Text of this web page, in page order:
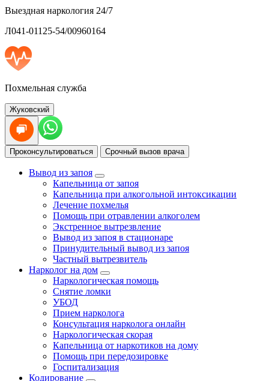
Выездная наркология 24/7
Л041-01125-54/00960164
Похмельная служба
Жуковский
Проконсультироваться Срочный вызов врача
Вывод из запоя
Капельница от запоя
Капельница при алкогольной интоксикации
Лечение похмелья
Помощь при отравлении алкоголем
Экстренное вытрезвление
Вывод из запоя в стационаре
Принудительный вывод из запоя
Частный вытрезвитель
Нарколог на дом
Наркологическая помощь
Снятие ломки
УБОД
Прием нарколога
Консультация нарколога онлайн
Наркологическая скорая
Капельница от наркотиков на дому
Помощь при передозировке
Госпитализация
Кодирование